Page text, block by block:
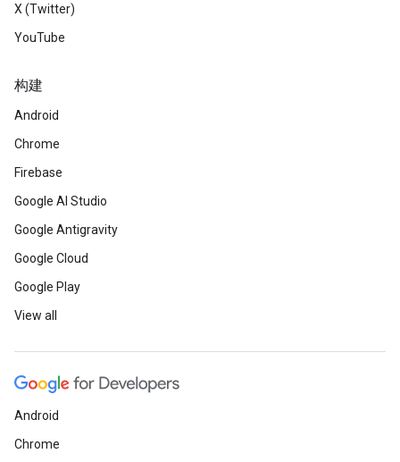
X (Twitter)
YouTube
构建
Android
Chrome
Firebase
Google AI Studio
Google Antigravity
Google Cloud
Google Play
View all
Android
Chrome